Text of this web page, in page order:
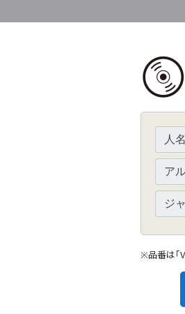
人名
ア
ジ
※品番は「